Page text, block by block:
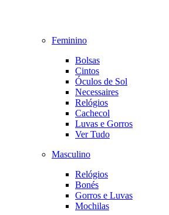
Feminino
Bolsas
Cintos
Óculos de Sol
Necessaires
Relógios
Cachecol
Luvas e Gorros
Ver Tudo
Masculino
Relógios
Bonés
Gorros e Luvas
Mochilas